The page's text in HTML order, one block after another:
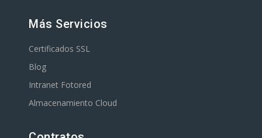
Más Servicios
Certificados SSL
Blog
Intranet Fotored
Almacenamiento Cloud